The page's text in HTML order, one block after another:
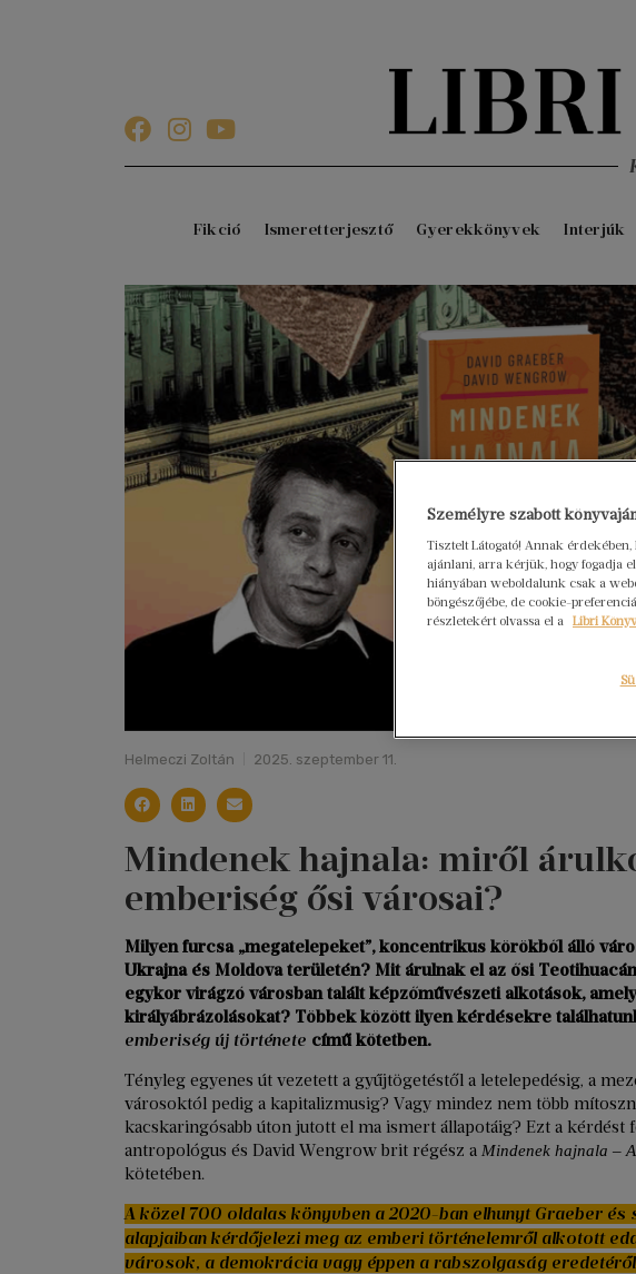
Fikció Ismeretterjesztő Gyerekkönyvek Interjúk
Helmeczi Zoltán 2025. szeptember 11.
Mindenek hajnala: miről
emberiség ősi városai?
Milyen furcsa „megatelepeket”, koncentrikus körökből álló
Ukrajna és Moldova területén? Mit árulnak el az ősi
egykor virágzó városban talált képzőművészeti alkotások,
királyábrázolásokat? Többek között ilyen kérdésekre
emberiség új története című kötetben.
Tényleg egyenes út vezetett a gyűjtögetéstől a letelepedésig, a
városoktól pedig a kapitalizmusig? Vagy mindez nem több
kacskaringósabb úton jutott el ma ismert állapotáig? Ezt a kérdést
antropológus és David Wengrow brit régész a Mindenek hajnala –
kötetében.
A közel 700 oldalas könyvben a 2020-ban elhunyt Graeber
alapjaiban kérdőjelezi meg az emberi történelemről alkotott
városok, a demokrácia vagy éppen a rabszolgaság
Személyre szabott
Tisztelt Látogató! Annak
ajánlani, arra kérjük, hogy fogadja
hiányában weboldalunk csak a
böngészőjébe, de cookie-
részletekért olvassa el a Libri